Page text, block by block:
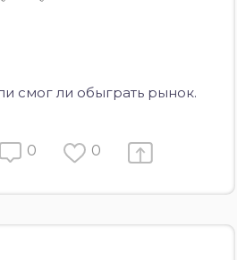
смог ли обыграть рынок.
0 0